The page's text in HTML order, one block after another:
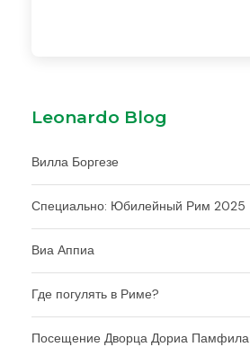
Leonardo Blog
Вилла Боргезе
Специально: Юбилейный Рим 2025
Виа Аппиа
Где погулять в Риме?
Посещение Дворца Дориа Памфила